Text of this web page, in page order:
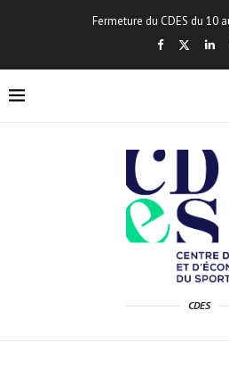
Fermeture du CDES du 10
CDES